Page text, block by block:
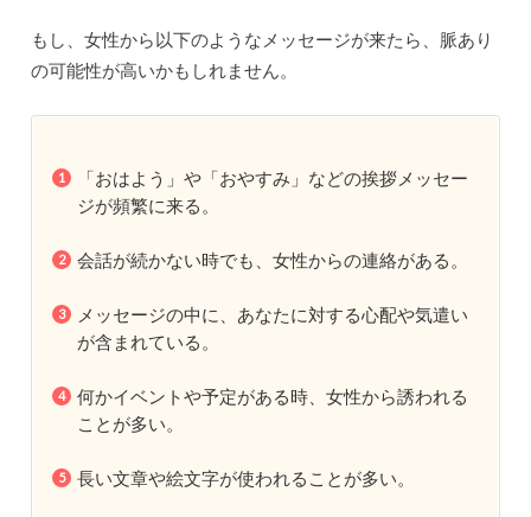
もし、女性から以下のようなメッセージが来たら、脈あり
の可能性が高いかもしれません。
「おはよう」や「おやすみ」などの挨拶メッセー
ジが頻繁に来る。
会話が続かない時でも、女性からの連絡がある。
メッセージの中に、あなたに対する心配や気遣い
が含まれている。
何かイベントや予定がある時、女性から誘われる
ことが多い。
長い文章や絵文字が使われることが多い。